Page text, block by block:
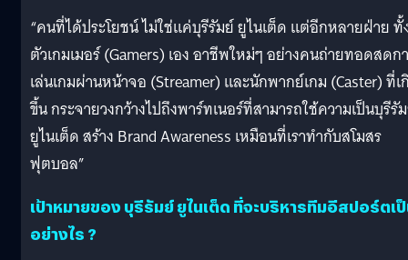
“คนที่ได้ประโยชน์ ไม่ใช่แค่บุรีรัมย์ ยูไนเต็ด แต่อีกหลายฝ่าย ทั้
ตัวเกมเมอร์ (Gamers) เอง อาชีพใหม่ๆ อย่างคนถ่ายทอดสดก
เล่นเกมผ่านหน้าจอ (Streamer) และนักพากย์เกม (Caster) ที่
ขึ้น กระจายวงกว้างไปถึงพาร์ทเนอร์ที่สามารถใช้ความเป็นบุรีรั
ยูไนเต็ด สร้าง Brand Awareness เหมือนที่เราทำกับสโมสร
ฟุตบอล”
เป้าหมายของ บุรีรัมย์ ยูไนเต็ด ที่จะบริหารทีมอีสปอร์ตเ
อย่างไร ?